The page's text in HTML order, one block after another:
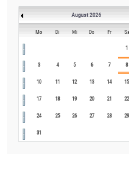
August 2026
Mo Di Mi Do Fr Sa
1
3 4 5 6 7 8
10 11 12 13 14 15
17 18 19 20 21 22
24 25 26 27 28 29
31